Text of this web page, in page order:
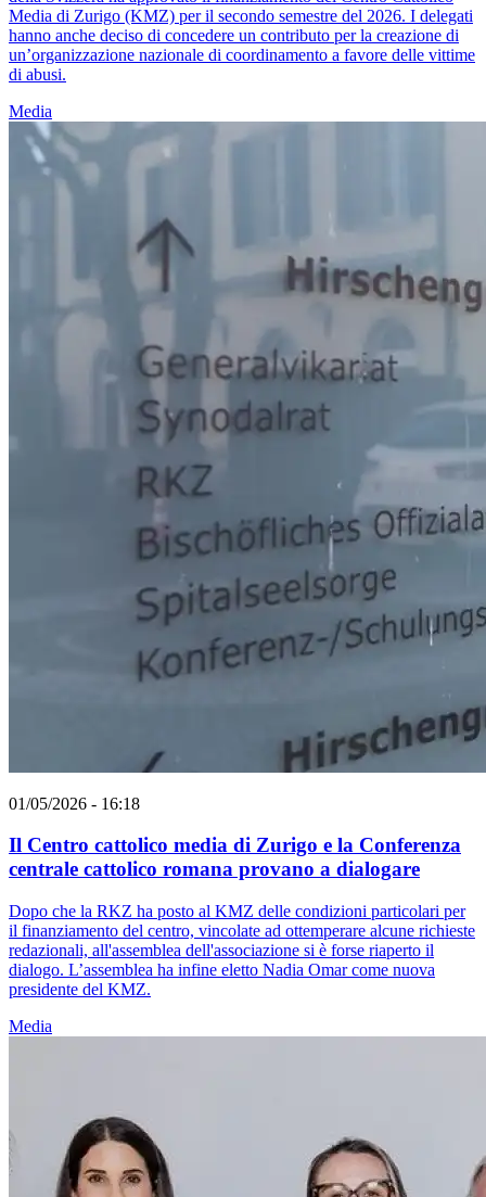
Media di Zurigo (KMZ) per il secondo semestre del 2026. I delegati
hanno anche deciso di concedere un contributo per la creazione di
un’organizzazione nazionale di coordinamento a favore delle vittime
di abusi.
Media
01/05/2026 - 16:18
Il Centro cattolico media di Zurigo e la Conferenza
centrale cattolico romana provano a dialogare
Dopo che la RKZ ha posto al KMZ delle condizioni particolari per
il finanziamento del centro, vincolate ad ottemperare alcune richieste
redazionali, all'assemblea dell'associazione si è forse riaperto il
dialogo. L’assemblea ha infine eletto Nadia Omar come nuova
presidente del KMZ.
Media